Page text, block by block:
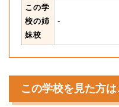
この学
校の姉
妹校
-
この学校を見た方